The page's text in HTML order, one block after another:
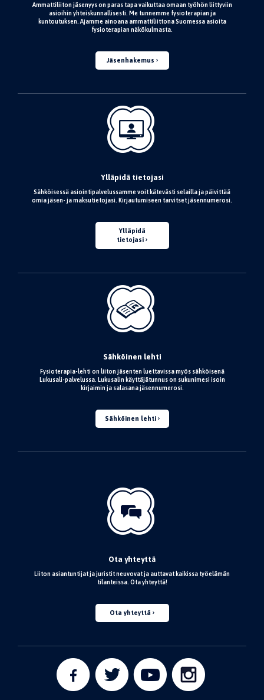
Ammattiliiton jäsenyys on paras tapa vaikuttaa omaan työhön liittyviin
asioihin yhteiskunnallisesti. Me tunnemme fysioterapian ja
kuntoutuksen. Ajamme ainoana ammattiliittona Suomessa asioita
fysioterapian näkökulmasta.
Jäsenhakemus
Ylläpidä tietojasi
Sähköisessä asiointipalvelussamme voit kätevästi selailla ja päivittää
omia jäsen- ja maksutietojasi. Kirjautumiseen tarvitset jäsennumerosi.
Ylläpidä
tietojasi
Sähköinen lehti
Fysioterapia-lehti on liiton jäsenten luettavissa myös sähköisenä
Lukusali-palvelussa. Lukusalin käyttäjätunnus on sukunimesi isoin
kirjaimin ja salasana jäsennumerosi.
Sähköinen lehti
Ota yhteyttä
Liiton asiantuntijat ja juristit neuvovat ja auttavat kaikissa työelämän
tilanteissa. Ota yhteyttä!
Ota yhteyttä